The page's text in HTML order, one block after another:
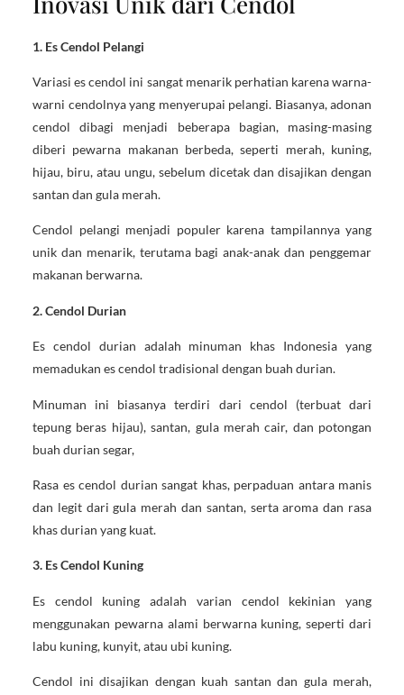
1. Es Cendol Pelangi
Variasi es cendol ini sangat menarik perhatian karena warna-
warni cendolnya yang menyerupai pelangi. Biasanya, adonan
cendol dibagi menjadi beberapa bagian, masing-masing
diberi pewarna makanan berbeda, seperti merah, kuning,
hijau, biru, atau ungu, sebelum dicetak dan disajikan dengan
santan dan gula merah.
Cendol pelangi menjadi populer karena tampilannya yang
unik dan menarik, terutama bagi anak-anak dan penggemar
makanan berwarna.
2. Cendol Durian
Es cendol durian adalah minuman khas Indonesia yang
memadukan es cendol tradisional dengan buah durian.
Minuman ini biasanya terdiri dari cendol (terbuat dari
tepung beras hijau), santan, gula merah cair, dan potongan
buah durian segar,
Rasa es cendol durian sangat khas, perpaduan antara manis
dan legit dari gula merah dan santan, serta aroma dan rasa
khas durian yang kuat.
3. Es Cendol Kuning
Es cendol kuning adalah varian cendol kekinian yang
menggunakan pewarna alami berwarna kuning, seperti dari
labu kuning, kunyit, atau ubi kuning.
Cendol ini disajikan dengan kuah santan dan gula merah,